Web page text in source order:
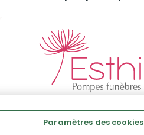
Paramètres des cookies